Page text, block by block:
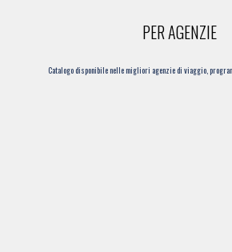
PER AGENZIE
Catalogo disponibile nelle migliori agenzie di viaggio,